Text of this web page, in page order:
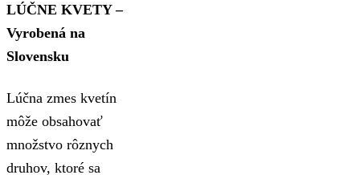
LÚČNE KVETY –
Vyrobená na
Slovensku
Lúčna zmes kvetín
môže obsahovať
množstvo rôznych
druhov, ktoré sa